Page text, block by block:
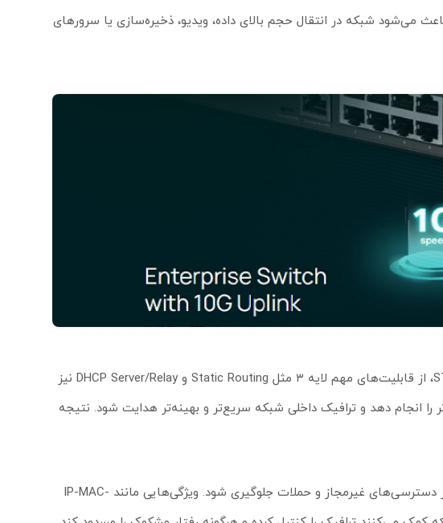
می‌شود شبکه در انتقال حجم بالای داده، ویدیو، ذخیره‌سازی یا سرورهای
این محصول علاوه بر ویژگی‌های قدرتمند لایه ۲ مانند VLAN، لینک‌اگریگیشن و STP، از قابلیت‌های مهم لایه ۳ مثل Static Routing و DHCP Server/Relay نیز
انجام دهد و ترافیک داخلی شبکه سریع‌تر و بهینه‌تر هدایت شود. نتیجه
سوئیچ TL-SG3428X مجموعه‌ای کامل از قابلیت‌های امنیتی را ارائه می‌دهد تا از دسترسی‌های غیرمجاز و حملات جلوگیری شود. ویژگی‌هایی مانند IP-MAC-